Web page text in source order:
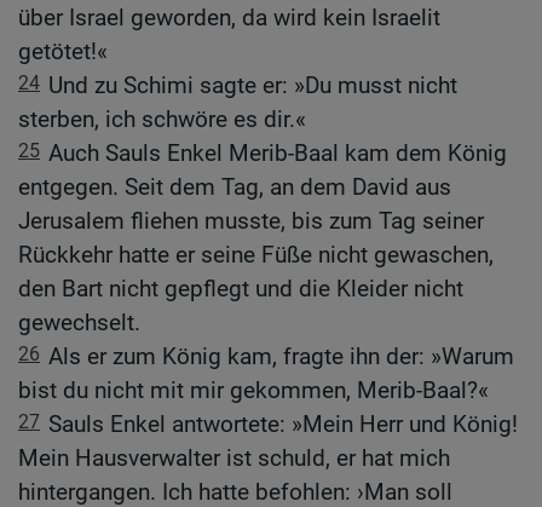
über Israel geworden, da wird kein Israelit
getötet!«
24 Und zu Schimi sagte er: »Du musst nicht
sterben, ich schwöre es dir.«
25 Auch Sauls Enkel Merib-Baal kam dem König
entgegen. Seit dem Tag, an dem David aus
Jerusalem fliehen musste, bis zum Tag seiner
Rückkehr hatte er seine Füße nicht gewaschen,
den Bart nicht gepflegt und die Kleider nicht
gewechselt.
26 Als er zum König kam, fragte ihn der: »Warum
bist du nicht mit mir gekommen, Merib-Baal?«
27 Sauls Enkel antwortete: »Mein Herr und König!
Mein Hausverwalter ist schuld, er hat mich
hintergangen. Ich hatte befohlen: ›Man soll